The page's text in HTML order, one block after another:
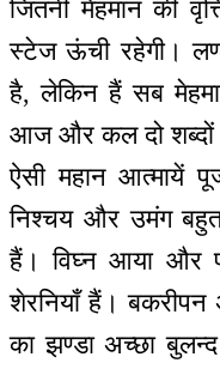
जितनी मेहमान की
स्टेज ऊंची रहेगी।
है, लेकिन हैं सब
आज और कल दो शब्दों
ऐसी महान आत्मायें
निश्चय और उमंग
हैं। विघ्न आया और
शेरनियाँ हैं।
का झण्डा अच्छा